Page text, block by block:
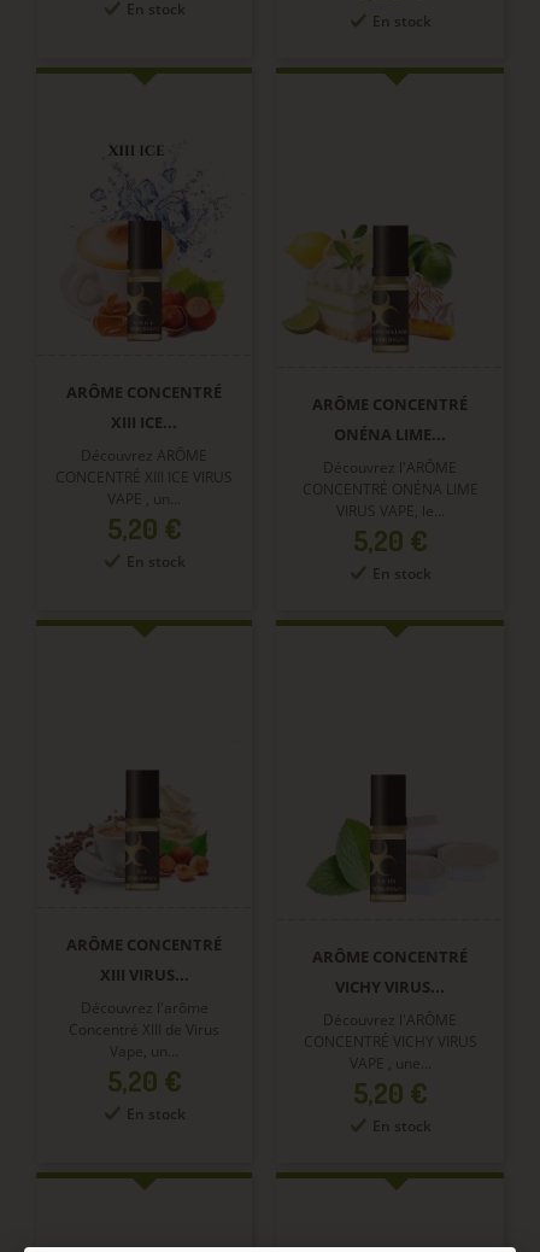
En stock
En stock
ARÔME CONCENTRÉ
XIII ICE...
Découvrez ARÔME
CONCENTRÉ XIII ICE VIRUS
VAPE , un...
Prix
5,20 €
En stock
ARÔME CONCENTRÉ
ONÉNA LIME...
Découvrez l'ARÔME
CONCENTRÉ ONÉNA LIME
VIRUS VAPE, le...
Prix
5,20 €
En stock
ARÔME CONCENTRÉ
XIII VIRUS...
Découvrez l'arôme
Concentré XIII de Virus
Vape, un...
Prix
5,20 €
En stock
ARÔME CONCENTRÉ
VICHY VIRUS...
Découvrez l'ARÔME
CONCENTRÉ VICHY VIRUS
VAPE , une...
Prix
5,20 €
En stock